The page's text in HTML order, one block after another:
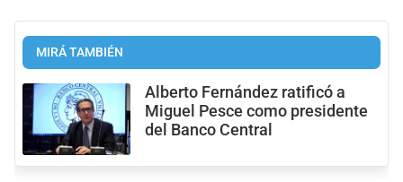
MIRÁ TAMBIÉN
Alberto Fernández ratificó a
Miguel Pesce como presidente
del Banco Central